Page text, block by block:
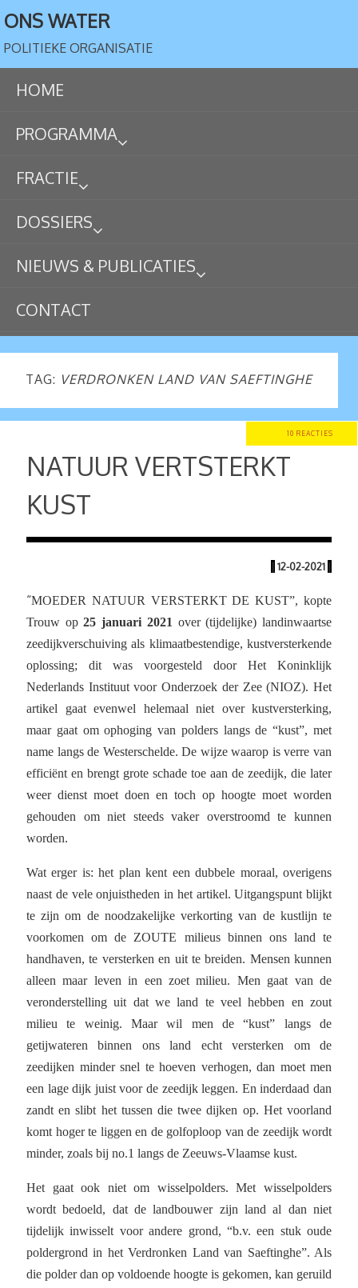
ONS WATER
POLITIEKE ORGANISATIE
HOME
PROGRAMMA
FRACTIE
DOSSIERS
NIEUWS & PUBLICATIES
CONTACT
TAG: VERDRONKEN LAND VAN SAEFTINGHE
10 REACTIES
NATUUR VERTSTERKT
KUST
| 12-02-2021 |
“MOEDER NATUUR VERSTERKT DE KUST”, kopte
Trouw op25 januari 2021 over (tijdelijke) landinwaartse
zeedijkverschuiving als klimaatbestendige, kustversterkende
oplossing; dit was voorgesteld door Het Koninklijk
Nederlands Instituut voor Onderzoek der Zee (NIOZ). Het
artikel gaat evenwel helemaal niet over kustversterking,
maar gaat om ophoging van polders langs de “kust”, met
name langs de Westerschelde. De wijze waarop is verre van
efficiënt en brengt grote schade toe aan de zeedijk, die later
weer dienst moet doen en toch op hoogte moet worden
gehouden om niet steeds vaker overstroomd te kunnen
worden.
Wat erger is: het plan kent een dubbele moraal, overigens
naast de vele onjuistheden in het artikel. Uitgangspunt blijkt
te zijn om de noodzakelijke verkorting van de kustlijn te
voorkomen om de ZOUTE milieus binnen ons land te
handhaven, te versterken en uit te breiden. Mensen kunnen
alleen maar leven in een zoet milieu. Men gaat van de
veronderstelling uit dat we land te veel hebben en zout
milieu te weinig. Maar wil men de “kust” langs de
getijwateren binnen ons land echt versterken om de
zeedijken minder snel te hoeven verhogen, dan moet men
een lage dijk juist voor de zeedijk leggen. En inderdaad dan
zandt en slibt het tussen die twee dijken op. Het voorland
komt hoger te liggen en de golfoploop van de zeedijk wordt
minder, zoals bij no.1 langs de Zeeuws-Vlaamse kust.
Het gaat ook niet om wisselpolders. Met wisselpolders
wordt bedoeld, dat de landbouwer zijn land al dan niet
tijdelijk inwisselt voor andere grond, “b.v. een stuk oude
poldergrond in het Verdronken Land van Saeftinghe”. Als
die polder dan op voldoende hoogte is gekomen, kan geruild